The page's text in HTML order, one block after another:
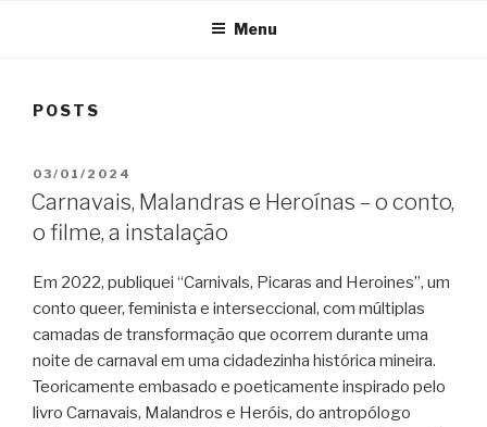
Menu
POSTS
POSTED
ON
03/01/2024
Carnavais, Malandras e Heroínas – o conto,
o filme, a instalação
Em 2022, publiquei “Carnivals, Picaras and Heroines”, um
conto queer, feminista e interseccional, com múltiplas
camadas de transformação que ocorrem durante uma
noite de carnaval em uma cidadezinha histórica mineira.
Teoricamente embasado e poeticamente inspirado pelo
livro Carnavais, Malandros e Heróis, do antropólogo